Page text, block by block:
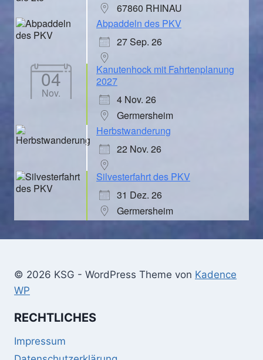
67860 RHINAU
Abpaddeln des PKV
27 Sep. 26
04
Nov.
Kanutenhock mit Fahrtenplanung
2027
4 Nov. 26
Germersheim
Herbstwanderung
22 Nov. 26
Silvesterfahrt des PKV
31 Dez. 26
Germersheim
© 2026 KSG - WordPress Theme von Kadence
WP
RECHTLICHES
Impressum